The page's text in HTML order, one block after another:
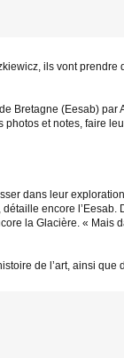
ils vont prendre
Bretagne (Eesab)
et notes, faire
dans leur
encore l’Eesab.
la Glacière. « Mais
de l’art, ainsi que